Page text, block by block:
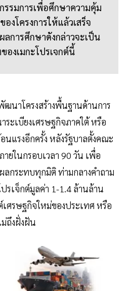
รรมการเพื่อศึกษาความคุ้ม
งโครงการให้แล้วเสร็จ
ลการศึกษาดังกล่าวจะเป็น
องเมกะโปรเจกต์นี้
ฒนาโครงสร้างพื้นฐานด้านการ
ะเบียงเศรษฐกิจภาคใต้ หรือ
นแรงอีกครั้ง หลังรัฐบาลตั้งคณะ
ายในกรอบเวลา 90 วัน เพื่อ
ลกระทบทุกมิติ ท่ามกลางคำถาม
ปรเจ็กต์มูลค่า 1-1.4 ล้านล้าน
ศรษฐกิจใหม่ของประเทศ หรือ
ถึงฝั่งฝัน